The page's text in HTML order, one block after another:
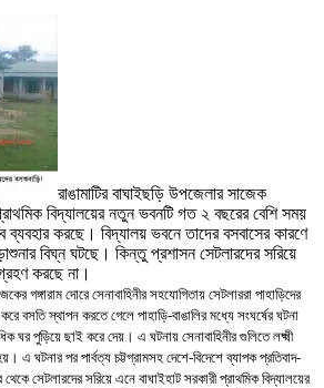
রাঙামাটির বাঘাইছড়ি উপজেলার সাজেক
বিদ্যালয়ের নতুন ভবনটি গত ২ বছরের বেশি সময়
ব্যবহার করছে। বিদ্যালয় ভবনে তাদের বসবাসের কারণে
বিঘ্ন ঘটছে। কিন্তু প্রশাসন সেটলারদের সরিয়ে
করছে না।
গঙ্গারাম দোরে সেনাবাহিনীর সহযোগিতায় সেটলাররা পাহাড়িদের
বসতি স্থাপন করতে গেলে পাহাড়ি-বাঙালির মধ্যে সংঘর্ষের ঘটনা
ঘর পুড়িয়ে ছাই করে দেয়। এ ঘটনায় সেনাবাহিনীর গুলিতে লক্ষ্মী
। এ ঘটনার পর পার্বত্য চট্টগ্রামসহ দেশে-বিদেশে ব্যাপক প্রতিবাদ-
সেটলারদের সরিয়ে এনে বাঘাইহাট সরকারী প্রাথমিক বিদ্যালয়ের